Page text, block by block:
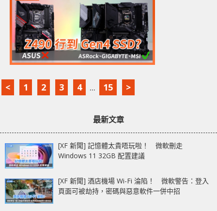
< 1 2 3 4 ... 15 >
最新文章
[XF 新聞] 記憶體太貴唔玩啦！ 微軟刪走
Windows 11 32GB 配置建議
[XF 新聞] 酒店機場 Wi-Fi 淪陷！ 微軟警告：登入
頁面可被劫持，密碼與惡意軟件一併中招